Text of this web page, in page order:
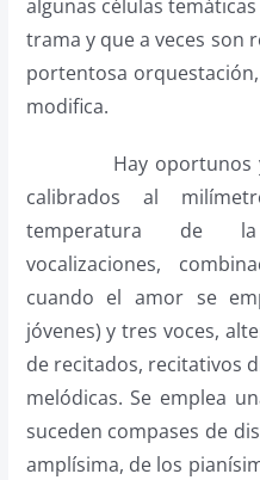
algunas células
trama y que a veces son
portentosa
modifica.
Hay oportunos y
calibrados al
temperatura de la
vocalizaciones,
cuando el amor se
jóvenes) y tres voces,
de recitados, recitativos
melódicas. Se emplea
suceden compases de
amplísima, de los